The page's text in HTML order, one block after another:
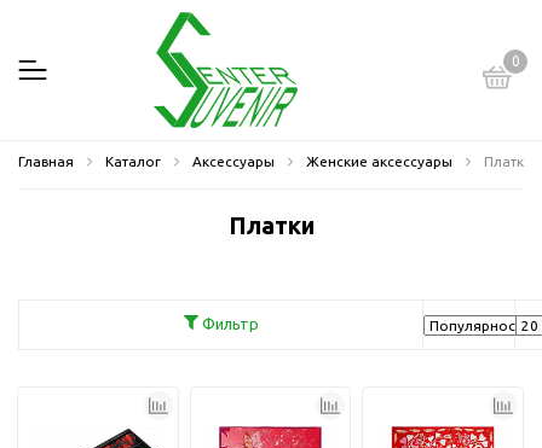
0
Главная Каталог Аксессуары Женские аксессуары Платки
Платки
Фильтр